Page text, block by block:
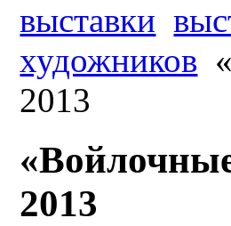
выставки
художников
2013
2013